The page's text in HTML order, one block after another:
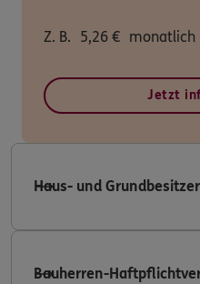
Z. B. 5,26 € monatlich
Jetzt
Haus- und
Bauherren-